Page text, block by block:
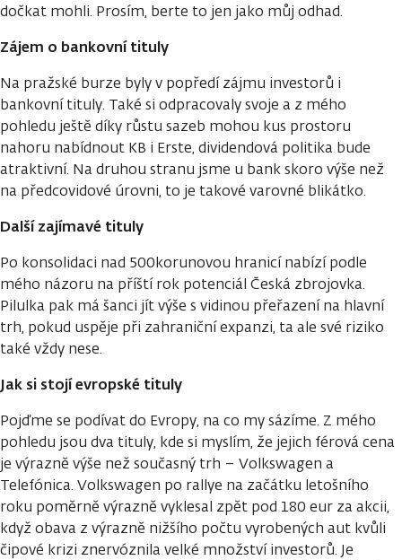
dočkat mohli. Prosím, berte to jen jako můj odhad.
Zájem o bankovní tituly
Na pražské burze byly v popředí zájmu investorů i
bankovní tituly. Také si odpracovaly svoje a z mého
pohledu ještě díky růstu sazeb mohou kus prostoru
nahoru nabídnout KB i Erste, dividendová politika bude
atraktivní. Na druhou stranu jsme u bank skoro výše než
na předcovidové úrovni, to je takové varovné blikátko.
Další zajímavé tituly
Po konsolidaci nad 500korunovou hranicí nabízí podle
mého názoru na příští rok potenciál Česká zbrojovka.
Pilulka pak má šanci jít výše s vidinou přeřazení na hlavní
trh, pokud uspěje při zahraniční expanzi, ta ale své riziko
také vždy nese.
Jak si stojí evropské tituly
Pojďme se podívat do Evropy, na co my sázíme. Z mého
pohledu jsou dva tituly, kde si myslím, že jejich férová cena
je výrazně výše než současný trh – Volkswagen a
Telefónica. Volkswagen po rallye na začátku letošního
roku poměrně výrazně vyklesal zpět pod 180 eur za akcii,
když obava z výrazně nižšího počtu vyrobených aut kvůli
čipové krizi znervóznila velké množství investorů. Je